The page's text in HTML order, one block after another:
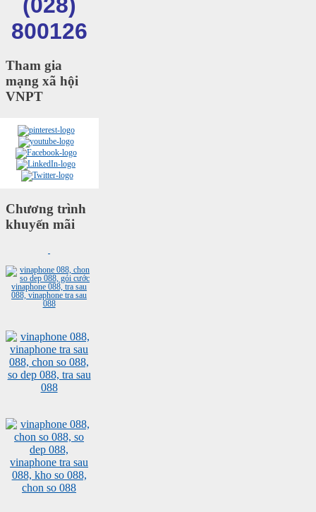
800126
Tham gia
mạng xã hội
VNPT
Chương trình
khuyến mãi